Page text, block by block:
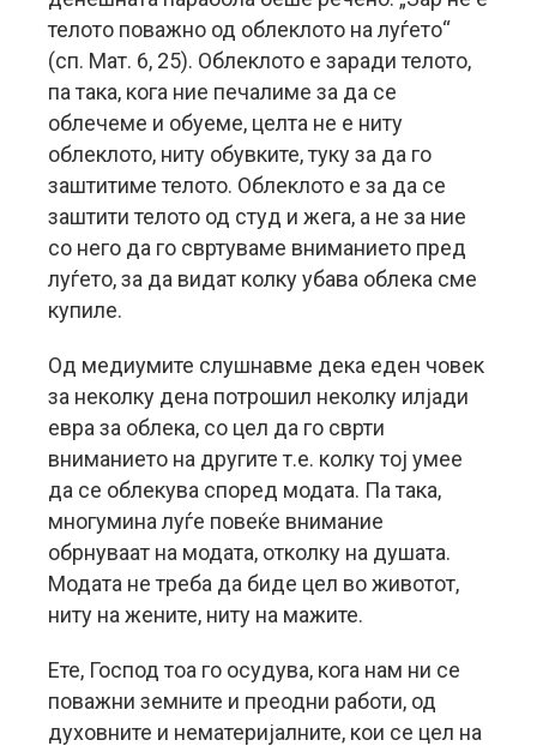
телото поважно од облеклото на луѓето“
(сп. Мат. 6, 25). Облеклото е заради телото,
па така, кога ние печалиме за да се
облечеме и обуеме, целта не е ниту
облеклото, ниту обувките, туку за да го
заштитиме телото. Облеклото е за да се
заштити телото од студ и жега, а не за ние
со него да го свртуваме вниманието пред
луѓето, за да видат колку убава облека сме
купиле.
Од медиумите слушнавме дека еден човек
за неколку дена потрошил неколку илјади
евра за облека, со цел да го сврти
вниманието на другите т.е. колку тој умее
да се облекува според модата. Па така,
многумина луѓе повеќе внимание
обрнуваат на модата, отколку на душата.
Модата не треба да биде цел во животот,
ниту на жените, ниту на мажите.
Ете, Господ тоа го осудува, кога нам ни се
поважни земните и преодни работи, од
духовните и нематеријалните, кои се цел на